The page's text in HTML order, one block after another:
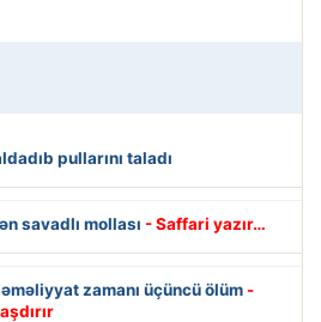
pullarını taladı
savadlı mollası - Saffari yazır…
zamanı üçüncü ölüm -